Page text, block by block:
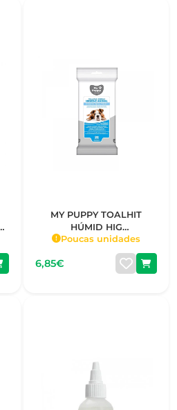
MY PUPPY TOALHIT
HÚMID HIG
OLH/ORELHAS
Poucas unidades
6,85€